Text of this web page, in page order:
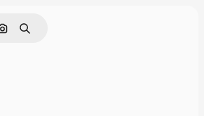
Nach Bild suchen
Suchen